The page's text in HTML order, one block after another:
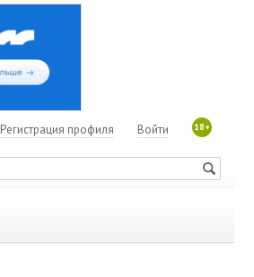
18+
Войти
Регистрация профиля